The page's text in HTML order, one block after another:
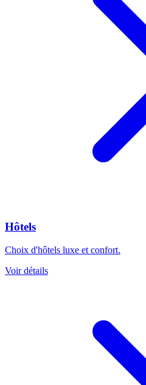
Hôtels
Choix d'hôtels luxe et confort.
Voir détails